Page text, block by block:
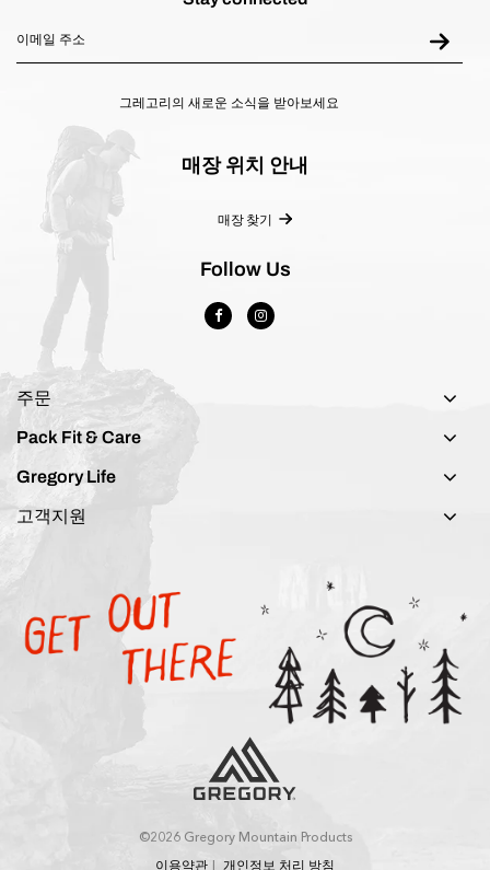
그레고리의 새로운 소식을 받아보세요
매장 위치 안내
매장 찾기
Follow Us
주문
Pack Fit & Care
Gregory Life
고객지원
©2026 Gregory Mountain Products
이용약관
개인정보 처리 방침